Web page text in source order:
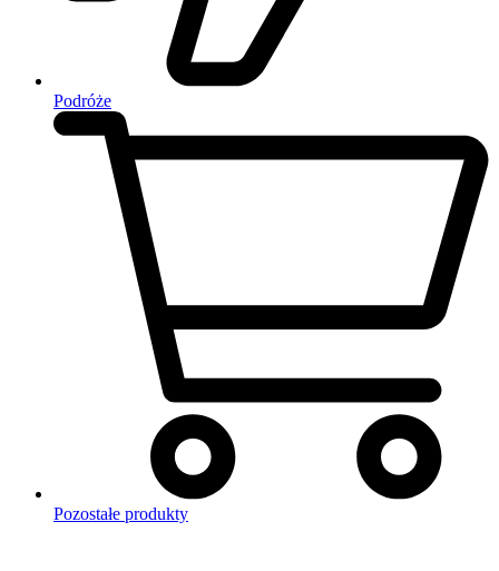
Podróże
Pozostałe produkty